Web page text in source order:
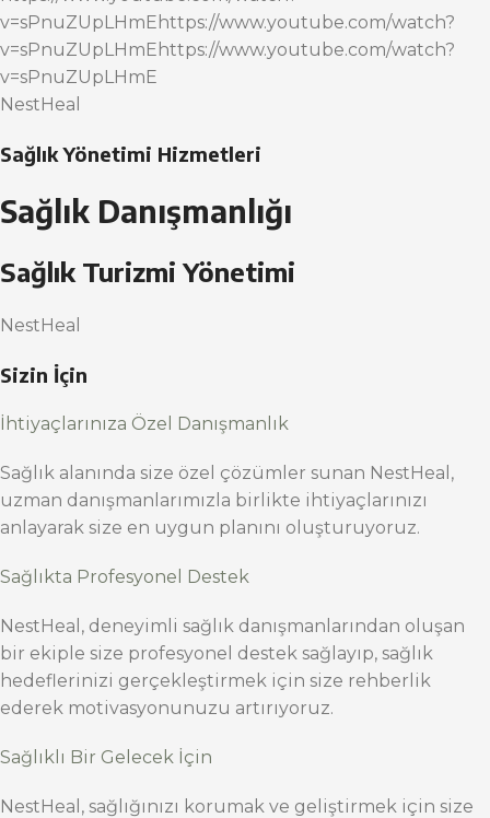
v=sPnuZUpLHmEhttps://www.youtube.com/watch?
v=sPnuZUpLHmEhttps://www.youtube.com/watch?
v=sPnuZUpLHmE
NestHeal
Sağlık Yönetimi Hizmetleri
Sağlık Danışmanlığı
Sağlık Turizmi Yönetimi
NestHeal
Sizin İçin
İhtiyaçlarınıza Özel Danışmanlık
Sağlık alanında size özel çözümler sunan NestHeal,
uzman danışmanlarımızla birlikte ihtiyaçlarınızı
anlayarak size en uygun planını oluşturuyoruz.
Sağlıkta Profesyonel Destek
NestHeal, deneyimli sağlık danışmanlarından oluşan
bir ekiple size profesyonel destek sağlayıp, sağlık
hedeflerinizi gerçekleştirmek için size rehberlik
ederek motivasyonunuzu artırıyoruz.
Sağlıklı Bir Gelecek İçin
NestHeal, sağlığınızı korumak ve geliştirmek için size